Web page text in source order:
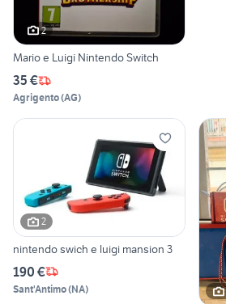
2
Mario e Luigi Nintendo Switch
35 €
Agrigento(AG)
2
nintendo swich e luigi mansion 3
190 €
Sant'Antimo(NA)